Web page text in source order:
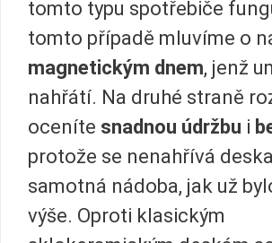
tomto typu spotřebiče
tomto případě mluvíme o
magnetickým dnem, jenž
nahřátí. Na druhé straně
oceníte snadnou údržbu i
protože se nenahřívá
samotná nádoba, jak už
výše. Oproti klasickým